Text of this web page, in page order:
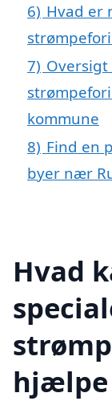
6) Hvad er
7)
kommune
8) Find en
byer nær
Hvad
hjælpe